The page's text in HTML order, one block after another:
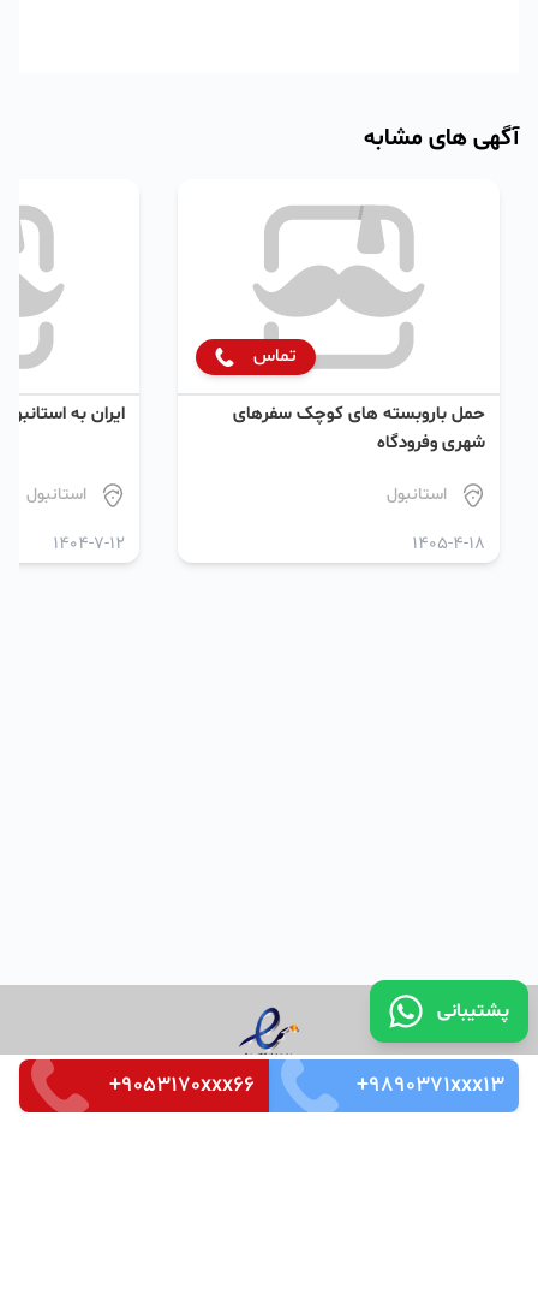
پشتیبانی
+9890371xxx13
+9053170xxx66
آگهی های مشابه
تماس
حمل باروبسته های کوچک سفرهای
شهری وفرودگاه
استانبول
1405-4-18
ایران به
استانبول
1404-7-12